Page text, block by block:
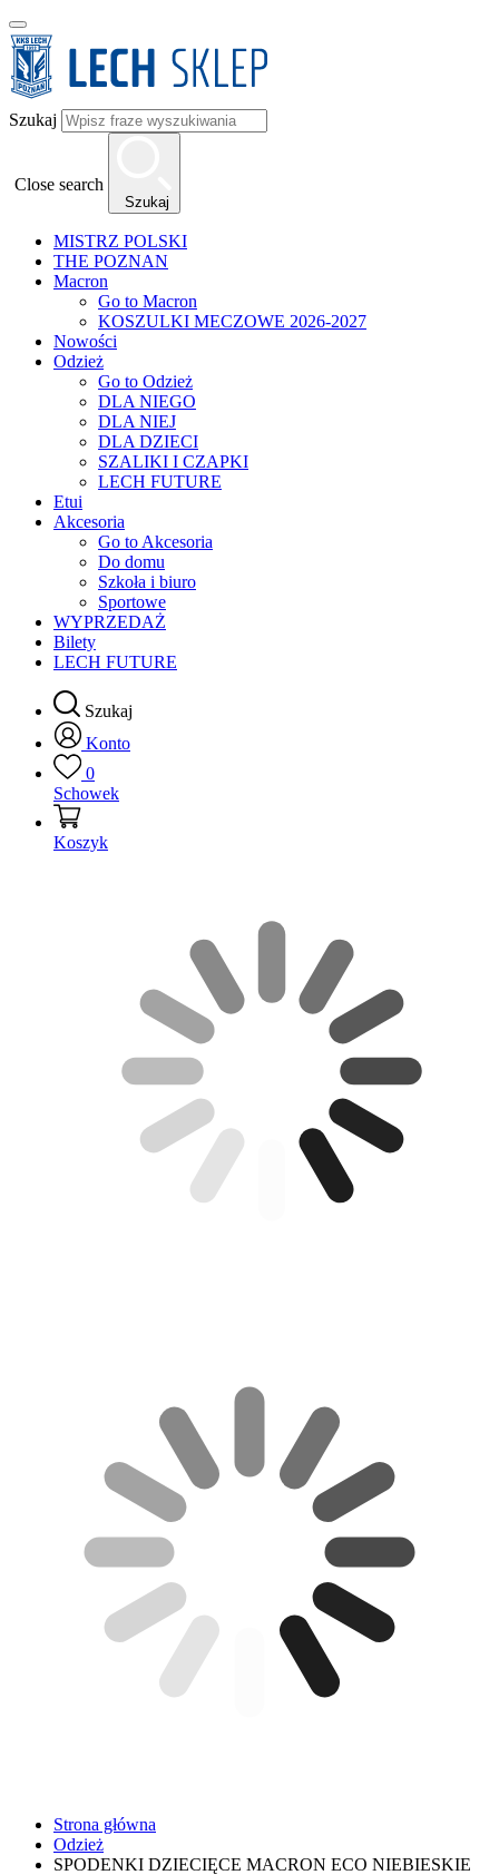
Szukaj
Close search
Szukaj
MISTRZ POLSKI
THE POZNAN
Macron
Go to Macron
KOSZULKI MECZOWE 2026-2027
Nowości
Odzież
Go to Odzież
DLA NIEGO
DLA NIEJ
DLA DZIECI
SZALIKI I CZAPKI
LECH FUTURE
Etui
Akcesoria
Go to Akcesoria
Do domu
Szkoła i biuro
Sportowe
WYPRZEDAŻ
Bilety
LECH FUTURE
Szukaj
Konto
0
Schowek
Koszyk
Strona główna
Odzież
SPODENKI DZIECIĘCE MACRON ECO NIEBIESKIE